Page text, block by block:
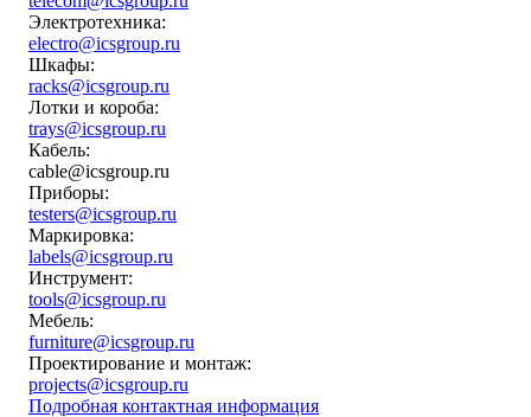
Электротехника:
electro@icsgroup.ru
Шкафы:
racks@icsgroup.ru
Лотки и короба:
trays@icsgroup.ru
Кабель:
cable@icsgroup.ru
Приборы:
testers@icsgroup.ru
Маркировка:
labels@icsgroup.ru
Инструмент:
tools@icsgroup.ru
Мебель:
furniture@icsgroup.ru
Проектирование и монтаж:
projects@icsgroup.ru
Подробная контактная информация